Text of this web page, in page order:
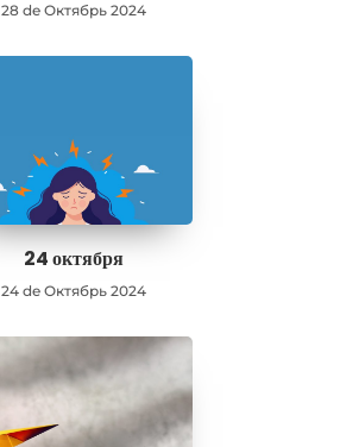
28 de Октябрь 2024
24 октября
24 de Октябрь 2024